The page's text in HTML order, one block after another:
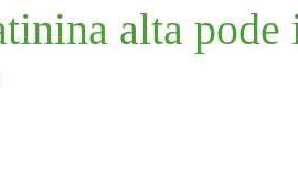
alta